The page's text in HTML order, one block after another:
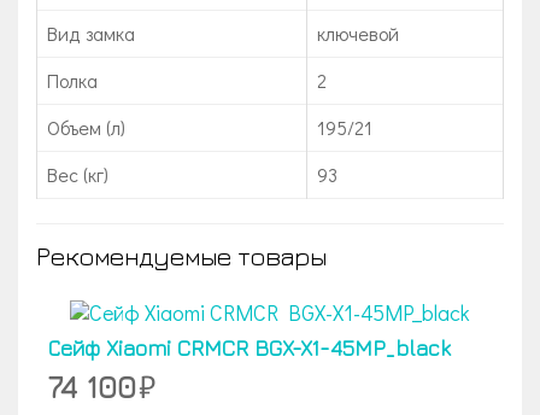
Вид замка
ключевой
Полка
2
Объем (л)
195/21
Вес (кг)
93
Рекомендуемые товары
Сейф Xiaomi CRMCR BGX-X1-45MP_black
74 100